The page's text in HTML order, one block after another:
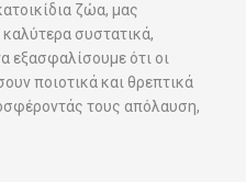
ζώα, μας
συστατικά,
εξασφαλίσουμε ότι οι
ποιοτικά και θρεπτικά
τους απόλαυση,